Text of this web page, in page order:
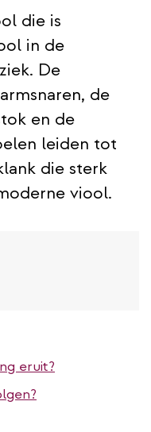
die is
in de
De
de
en de
leiden tot
die sterk
viool.
eruit?